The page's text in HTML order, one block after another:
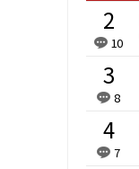
10
8
7